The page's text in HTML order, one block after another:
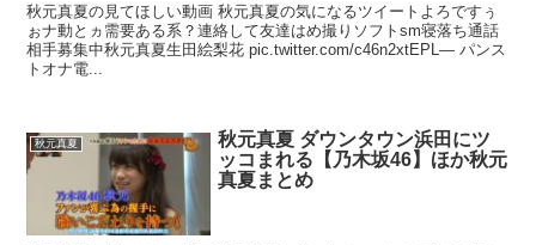
秋元真夏の見てほしい動画 秋元真夏の気になるツイートよろですぅ
ぉナ動とヵ需要ある系？連絡して友達はめ撮りソフトsm寝落ち通話
相手募集中秋元真夏生田絵梨花 pic.twitter.com/c46n2xtEPL— パンス
トオナ電...
秋元真夏
秋元真夏 ダウンタウン浜田にツ
ッコまれる【乃木坂46】ほか秋元
真夏まとめ